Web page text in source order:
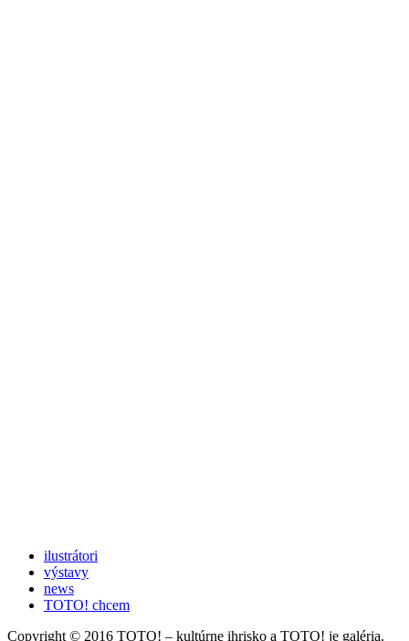
ilustrátori
výstavy
news
TOTO! chcem
Copyright © 2016 TOTO! – kultúrne ihrisko a TOTO! je galéria.